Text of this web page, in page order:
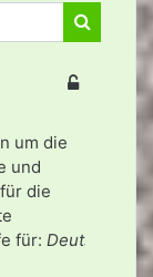
um die
und
die
für:Deutsch,